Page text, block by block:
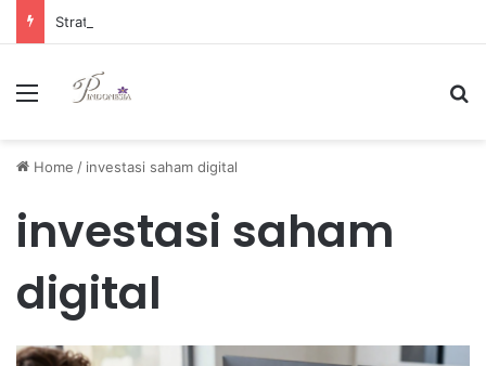
Menu
Home / investasi saham digital
investasi saham
digital